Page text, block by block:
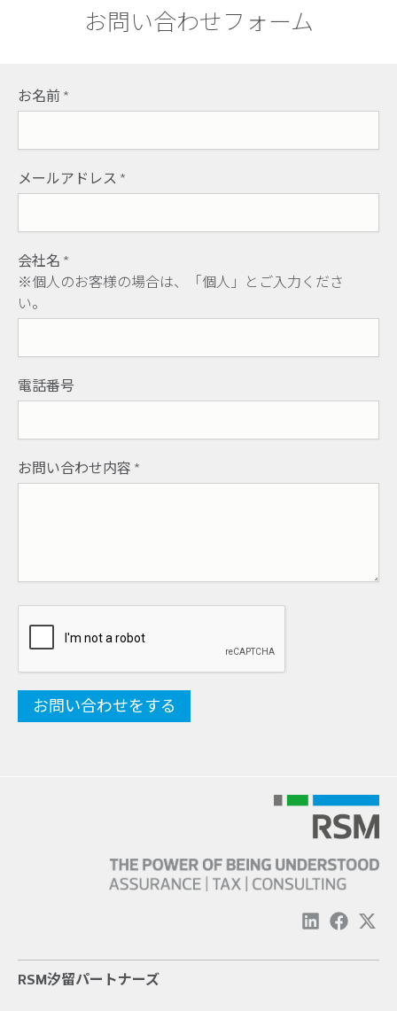
お問い合わせフォーム
お名前 *
メールアドレス *
会社名 *
※個人のお客様の場合は、「個人」とご入力くださ
い。
電話番号
お問い合わせ内容 *
RSM汐留パートナーズ